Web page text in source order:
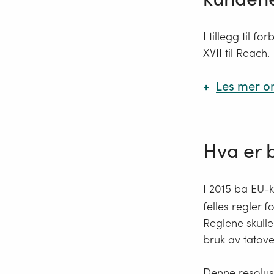
Hos Echa
over. Vær
Bruk
2. Stoffer
Her
primære
I tillegg til
XVII til Reach.
Les mer
eller
Full
detaljer.
"pH
Hva er
I 2015 ba
felles regler
Reglene
bruk av